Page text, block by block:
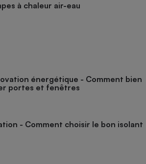
à chaleur air-eau
énergétique - Comment bien
portes et fenêtres
- Comment choisir le bon isolant